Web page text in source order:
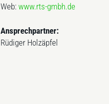
Web:www.rts-gmbh.de
Ansprechpartner:
Rüdiger Holzäpfel